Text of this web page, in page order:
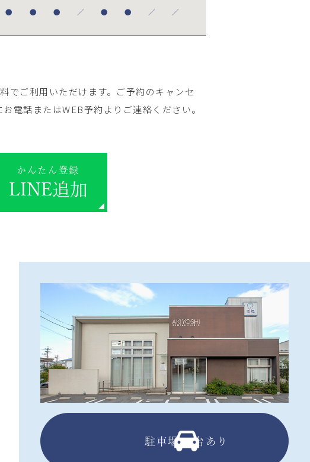
● ● ● ／ ● ● ／ ／
でご利用いただけます。ご予約のキャンセ
電話またはWEB予約よりご連絡ください。
かんたん登録
LINE追加
駐車場13台あり